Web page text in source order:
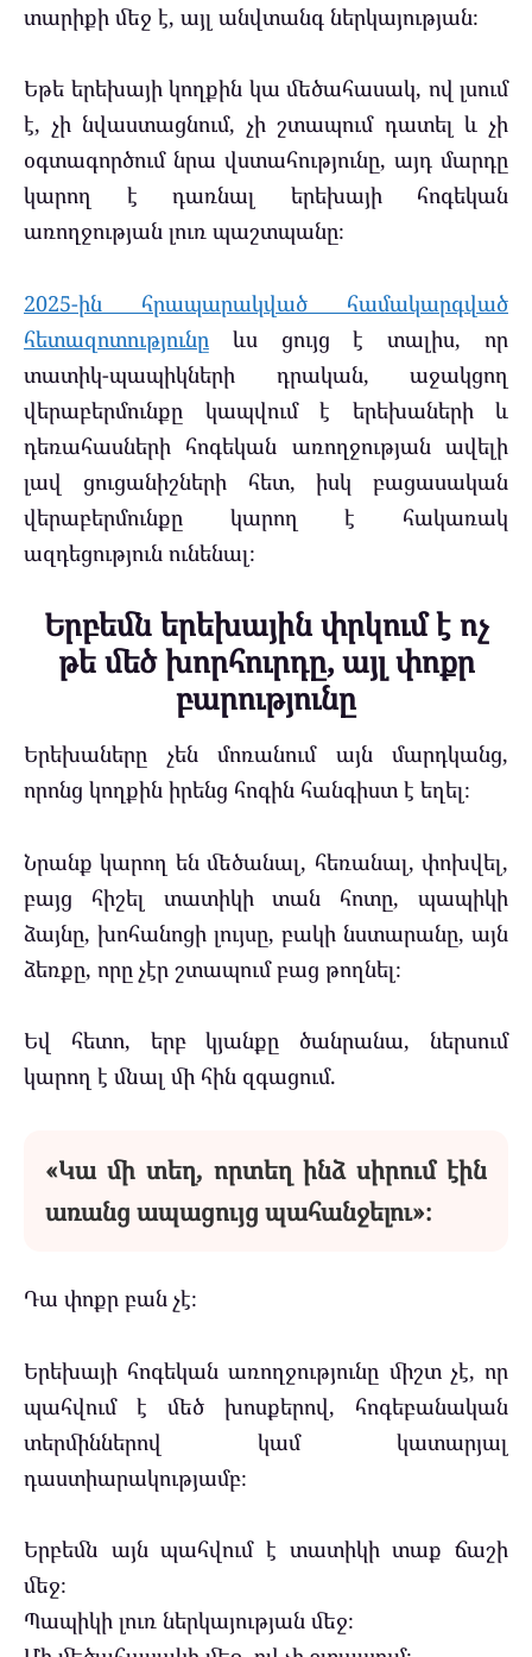
տարիքի մեջ է, այլ անվտանգ ներկայության։
Եթե երեխայի կողքին կա մեծահասակ, ով լսում
է, չի նվաստացնում, չի շտապում դատել և չի
օգտագործում նրա վստահությունը, այդ մարդը
կարող է դառնալ երեխայի հոգեկան
առողջության լուռ պաշտպանը։
2025-ին հրապարակված համակարգված
հետազոտությունը ևս ցույց է տալիս, որ
տատիկ-պապիկների դրական, աջակցող
վերաբերմունքը կապվում է երեխաների և
դեռահասների հոգեկան առողջության ավելի
լավ ցուցանիշների հետ, իսկ բացասական
վերաբերմունքը կարող է հակառակ
ազդեցություն ունենալ։
Երբեմն երեխային փրկում է ոչ
թե մեծ խորհուրդը, այլ փոքր
բարությունը
Երեխաները չեն մոռանում այն մարդկանց,
որոնց կողքին իրենց հոգին հանգիստ է եղել։
Նրանք կարող են մեծանալ, հեռանալ, փոխվել,
բայց հիշել տատիկի տան հոտը, պապիկի
ձայնը, խոհանոցի լույսը, բակի նստարանը, այն
ձեռքը, որը չէր շտապում բաց թողնել։
Եվ հետո, երբ կյանքը ծանրանա, ներսում
կարող է մնալ մի հին զգացում.
«Կա մի տեղ, որտեղ ինձ սիրում էին
առանց ապացույց պահանջելու»։
Դա փոքր բան չէ։
Երեխայի հոգեկան առողջությունը միշտ չէ, որ
պահվում է մեծ խոսքերով, հոգեբանական
տերմիններով կամ կատարյալ
դաստիարակությամբ։
Երբեմն այն պահվում է տատիկի տաք ճաշի
մեջ։
Պապիկի լուռ ներկայության մեջ։